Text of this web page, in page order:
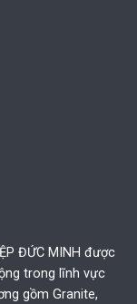
ĐỨC MINH được
trong lĩnh vực
gồm Granite,